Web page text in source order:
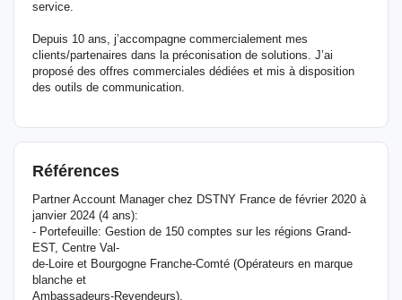
service.
Depuis 10 ans, j’accompagne commercialement mes
clients/partenaires dans la préconisation de solutions. J’ai
proposé des offres commerciales dédiées et mis à disposition
des outils de communication.
Références
Partner Account Manager chez DSTNY France de février 2020 à
janvier 2024 (4 ans):
- Portefeuille: Gestion de 150 comptes sur les régions Grand-
EST, Centre Val-
de-Loire et Bourgogne Franche-Comté (Opérateurs en marque
blanche et
Ambassadeurs-Revendeurs).